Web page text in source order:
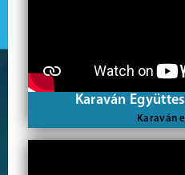
Karaván
Karaván